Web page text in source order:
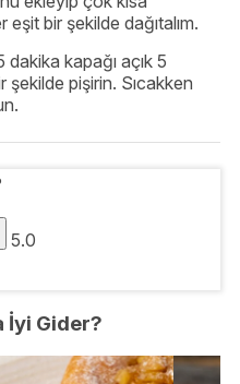
eşit bir şekilde dağıtalım.
kapağı açık 5
şekilde pişirin. Sıcakken
5.0
İyi Gider?